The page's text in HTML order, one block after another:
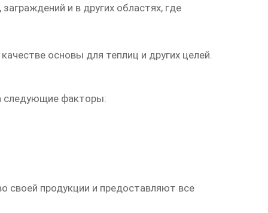
и в других областях, где
основы для теплиц и других целей.
следующие факторы:
своей продукции и предоставляют все